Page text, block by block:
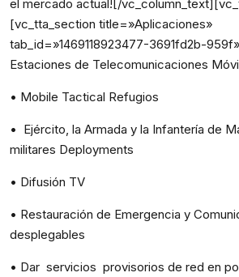
el mercado actual![/
[vc_tta_section title=»Aplicaciones»
tab_id=»1469118923477-3691fd2b-
Estaciones de Telecomunicaciones
• Mobile Tactical Refugios
• Ejército, la Armada y la Infantería de
militares Deployments
• Difusión TV
• Restauración de Emergencia y
desplegables
• Dar servicios provisorios de red en